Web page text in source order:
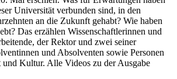
Universität verbunden sind, in den
an die Zukunft gehabt? Wie haben
Das erzählen Wissenschaftlerinnen und
der Rektor und zwei seiner
und Absolventen sowie Personen
Kultur. Alle Videos zu der Ausgabe